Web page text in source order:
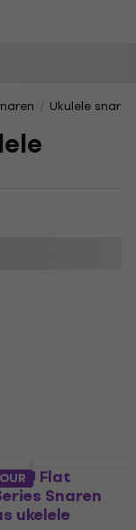
Ukulele snaren
Flat
Snaren
ukelele